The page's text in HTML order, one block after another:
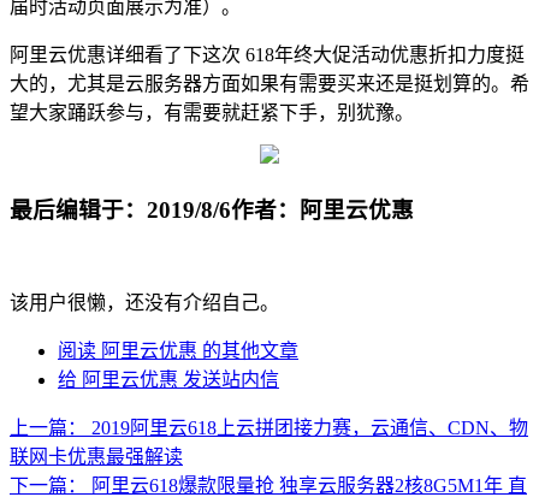
届时活动页面展示为准）。
阿里云优惠详细看了下这次 618年终大促活动优惠折扣力度挺
大的，尤其是云服务器方面如果有需要买来还是挺划算的。希
望大家踊跃参与，有需要就赶紧下手，别犹豫。
最后编辑于：2019/8/6作者：阿里云优惠
该用户很懒，还没有介绍自己。
阅读 阿里云优惠 的其他文章
给 阿里云优惠 发送站内信
上一篇：
2019阿里云618上云拼团接力赛，云通信、CDN、物
联网卡优惠最强解读
下一篇：
阿里云618爆款限量抢 独享云服务器2核8G5M1年 直